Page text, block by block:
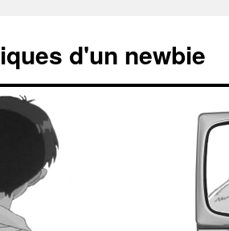
d'un newbie